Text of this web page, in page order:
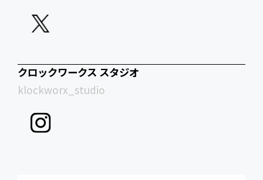
クロックワークス スタジオ
klockworx_studio